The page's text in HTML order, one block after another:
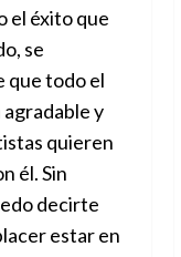
el éxito que
se
que todo el
y
quieren
él. Sin
decirte
estar en